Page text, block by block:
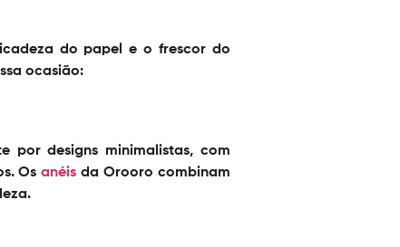
do papel e o frescor do
ocasião:
por designs minimalistas, com
Osanéis da Orooro combinam